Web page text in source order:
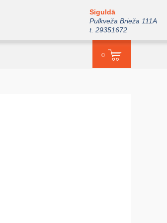
Siguldā
Pulkveža Brieža 111A
t. 29351672
0